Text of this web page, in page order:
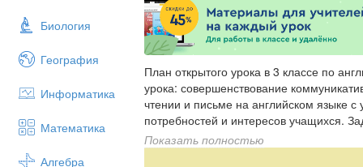
Биология
География
Информатика
Математика
Алгебра
План открытого урока в 3 классе по английскому языку по теме «Animals» Цель урока: совершенствование коммуникативных умений в говорении, аудировании, чтении и письме на английском языке с учетом речевых возможностей, потребностей и интересов учащихся. Задачи урока: 1.Формировать навыки употребления в речи модального глагола "can" в утвердительных, отрицательных и вопросительных предложениях. 2. Развивать навыки говорения (вести диалог – расспрос; строить монологическое высказывание); развивать речемыслительные и познавательные способности; 3. Воспитывать любовь к животным, воспитывать культуру общения. Оборудование урока: Паровозик, карточки с буквами и со звуками, игрушки мягкие, компьютер, проектор, ромашки- буквы, следы медведя. Ход урока: 1. Орг. момент. Слайд 1 Good morning, children, quests. I am glad to see you. How are you? Good morning, Good morning Good morning to you. Good morning, dear teacher! I am glad to see you. T: Today we have an unusual lesson. Welcome to the magic trip! First of all I would like you to look at the screen. What can you see? Who are they? What is it? P: a fox, a bear, a cat, a frog, a train T: Try to guess what topic of our lesson is. Ps: Animals. T: Yes, you are right. Today we are going to speak about animals. Слайд 2 Do you remember the Russian animated cartoon «Train from Romashkovo»? If you not, look at the screen and watch this animation, please. He will help us. We are going to travel by train. At our lesson we will sing the songs, meet our friends- animals, play many interesting games, and learn some new words, count and read. T: Our train is very funny and curious. Сегодня мы отправляемся в путешествие. А путешествовать мы будем с волшебным паровозиком из Ромашкова! (Показываю на доске рисунок паровозика). Мы все помним замечательный мультфильм «Паровозик из Ромашкова», в котором рассказывается о паровозике, который возил детей на станцию Ромашкова. Ему очень нравилось любоваться красотой природы и поэтому он часто делал остановки, из-за чего всегда опаздывал. Вспомнили? Наш паровозик очень любит путешествовать, а во время путешествия он любит веселиться, играть, петь песенки. Давайте поздороваемся с нашим паровозиком (Good morning!) T: Let’s travel and enjoy it. Our train is ready. Are you ready? Let’s start.I wish you to be brave and active during our lesson. II. Речевая зарядка. STATION 1 Cлайд 3 So the first station is «Meeting station» My name is Irina Ivanovna and I will be your teacher today. И паровозик хотел бы познакомиться с вами поближе. T: What do you think what kind of questions will he ask? Какие бы вопросы он задал? 1. What is your name? 2. What is your surname? 3. How are you? 4. How old are you? 5. Where are you from? 6. Have you got a cat? 7. What color is it? 8. How many cats have you got? 9. Have you got a friend? 10. What is he like? (nice, big, fat,slim,clever, strong, brave, funny,sad, cunning, kind, boring,happy, old, shy, witty, cool, angry, bad) 11. Can you swim?( sing, draw, read, write,count) 12. What can you do? ( run, jump, swim,sing, dance,read,write, count play, eat, climb, skip,skate, ski) 13. Do you like animals? Чтобы было интереснее ехать, разучим песню на английском языке. Слайд 4 «The more we are together» The more we are together Together, together The more we are together The happier we are For my friend is your friend And your friend is my friend The more we are together The happier we are. III. Фонетическая зарядка. STATION 2. Слайд 5 T: The next station is «Lugovaya». What do you see on the screen? P: a field-поле, a flower-цветок, daisy [deizi]-ромашка T: What can you see on the flower? P: sounds T: Let’s do our phonetic exercise with our little train. Паровозик поёт песенку и боится опоздать. The sound [t] and poem to this sound, please. Tick- tock, tick-tock Says my clock. Tock-tick, tock-tick Be quick! Колёса паровозика тоже поют песню The sound [?] Together, together Every day. Together, together We work and play. Паровозик видит, что собирается дождь The sound [r] Rain, rain, go away Come again another day Little Johnny wants to play. А теперь паровозик задумался о родных Mother, father Sister, brother Hand in hand with one another. И вот паровозик выпускает дым из трубы The sound [w] Why do you cry Willy? Why do you cry? Why Willy, why Willy, Why Willy, why? T: What another poems do you know, children? T: There are a lot of flowers on the floor. What colour is the flower? (дети повторяют цвета) What colour is the sky? What colour is the grass? Who goes to the blackboard? Please take the flower with the letter and show me the sound on the screen. ( Дети с пола поднимают цветочки со звуками и записывают буквы на доске) Station 3. The next station is ABC. Слайд 6 Let’s remember our English Alphabet. Слайд 7. Please look at our train. What does he do? ( Он боится) Дети выполняют задания. 1. На доске вы
Показать полностью